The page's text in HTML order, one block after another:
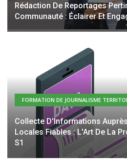
Rédaction De Reportages
Communauté : Éclairer Et
FORMATION DE JOURNALISME
Collecte D'Informations
Locales Fiables : L'Art De La
S1